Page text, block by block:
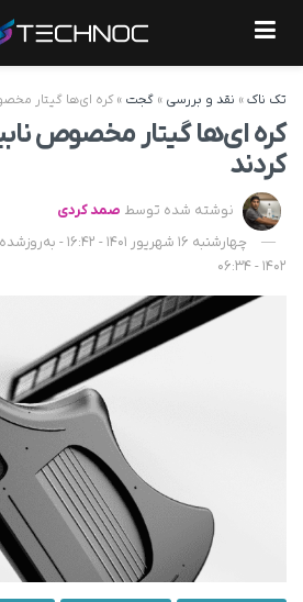
تک ناک» نقد و بررسی » گجت »کره ای‌ها گیتار
کره ای‌ها گیتار مخصوص
کردند
نوشته شده توسط صمد کردی
1402 - 06:34